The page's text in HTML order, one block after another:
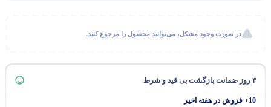
در صورت وجود مشکل، می‌توانید محصول را مرجوع کنید.
۳ روز ضمانت بازگشت بی قید و شرط
10+ فروش در هفته اخیر